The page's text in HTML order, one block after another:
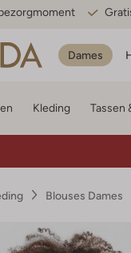
Dames
Kleding Tassen
Blouses Dames